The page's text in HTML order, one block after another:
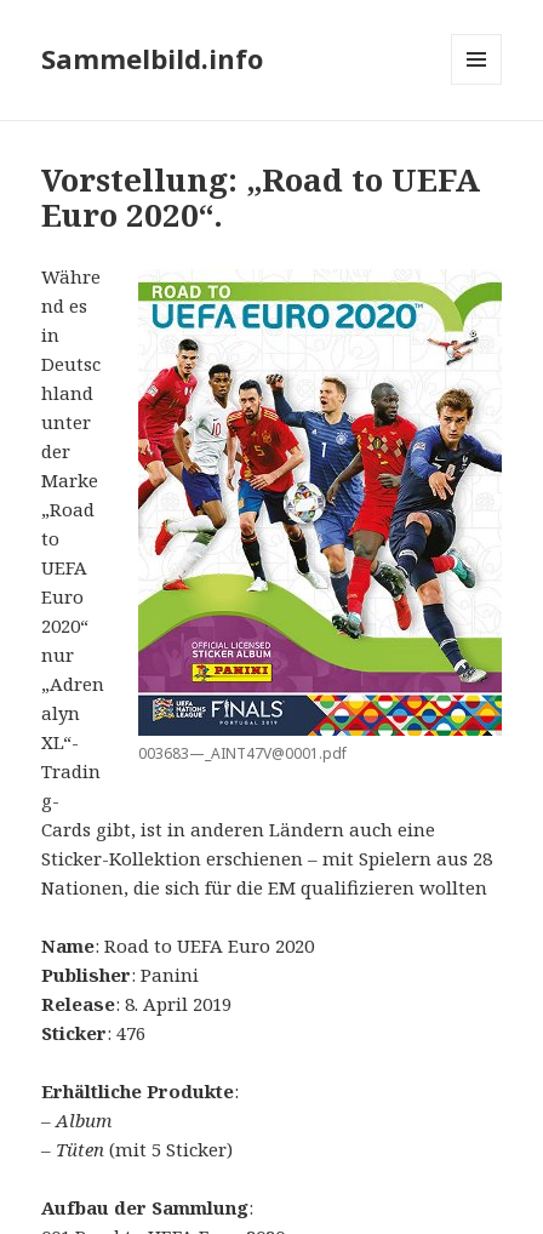
Sammelbild.info
Vorstellung: „Road to UEFA
Euro 2020“.
003683—_AINT47V@0001.pdf
Währe
nd es
in
Deutsc
hland
unter
der
Marke
„Road
to
UEFA
Euro
2020“
nur
„Adren
alyn
XL“-
Tradin
g-
Cards gibt, ist in anderen Ländern auch eine
Sticker-Kollektion erschienen – mit Spielern aus 28
Nationen, die sich für die EM qualifizieren wollten
Name: Road to UEFA Euro 2020
Publisher: Panini
Release: 8. April 2019
Sticker: 476
Erhältliche Produkte:
– Album
– Tüten (mit 5 Sticker)
Aufbau der Sammlung: